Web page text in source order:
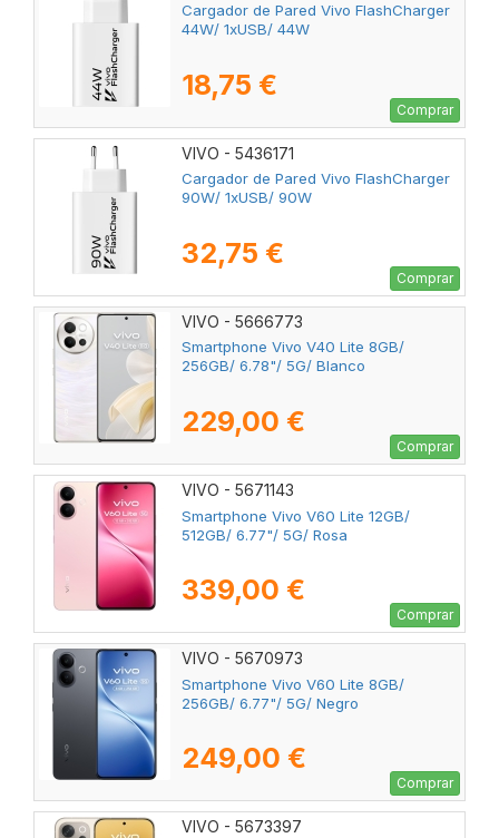
Cargador de Pared Vivo FlashCharger
44W/ 1xUSB/ 44W
18,75 €
Comprar
VIVO - 5436171
Cargador de Pared Vivo FlashCharger
90W/ 1xUSB/ 90W
32,75 €
Comprar
VIVO - 5666773
Smartphone Vivo V40 Lite 8GB/
256GB/ 6.78"/ 5G/ Blanco
229,00 €
Comprar
VIVO - 5671143
Smartphone Vivo V60 Lite 12GB/
512GB/ 6.77"/ 5G/ Rosa
339,00 €
Comprar
VIVO - 5670973
Smartphone Vivo V60 Lite 8GB/
256GB/ 6.77"/ 5G/ Negro
249,00 €
Comprar
VIVO - 5673397